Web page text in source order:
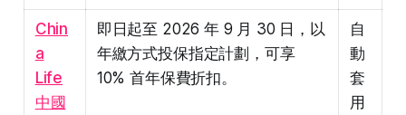
Chin
a
Life
中國
即日起至 2026 年 9 月 30 日，以
年繳方式投保指定計劃，可享
10% 首年保費折扣。
自
動
套
用